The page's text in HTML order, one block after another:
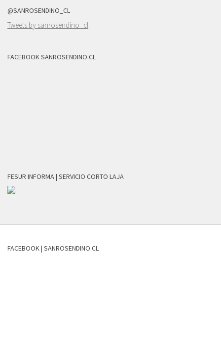
@SANROSENDINO_CL
Tweets by sanrosendino_cl
FACEBOOK SANROSENDINO.CL
FESUR INFORMA | SERVICIO CORTO LAJA
FACEBOOK | SANROSENDINO.CL